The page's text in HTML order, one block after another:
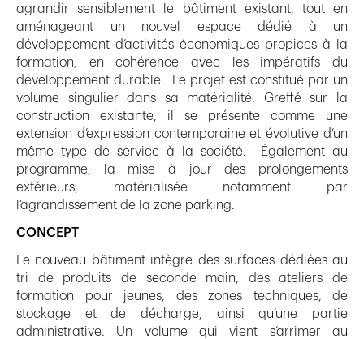
agrandir sensiblement le bâtiment existant, tout en
aménageant un nouvel espace dédié à un
développement d’activités économiques propices à la
formation, en cohérence avec les impératifs du
développement durable. Le projet est constitué par un
volume singulier dans sa matérialité. Greffé sur la
construction existante, il se présente comme une
extension d’expression contemporaine et évolutive d’un
même type de service à la société. Également au
programme, la mise à jour des prolongements
extérieurs, matérialisée notamment par
l’agrandissement de la zone parking.
CONCEPT
Le nouveau bâtiment intègre des surfaces dédiées au
tri de produits de seconde main, des ateliers de
formation pour jeunes, des zones techniques, de
stockage et de décharge, ainsi qu’une partie
administrative. Un volume qui vient s’arrimer au